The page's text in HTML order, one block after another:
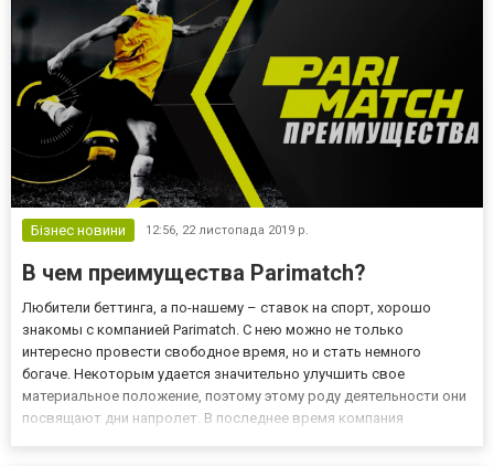
Бізнес новини 12:56, 22 листопада 2019 р.
В чем преимущества Parimatch?
Любители беттинга, а по-нашему – ставок на спорт, хорошо
знакомы с компанией Parimatch. С нею можно не только
интересно провести свободное время, но и стать немного
богаче. Некоторым удается значительно улучшить свое
материальное положение, поэтому этому роду деятельности они
посвящают дни напролет. В последнее время компания